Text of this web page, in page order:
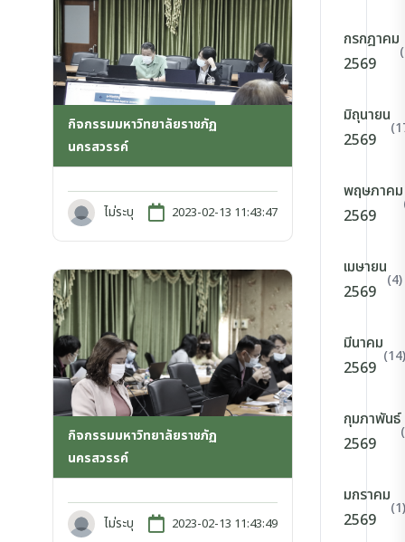
กิจกรรมมหาวิทยาลัยราชภัฏ
นครสวรรค์
ไม่ระบุ 2023-02-13 11:43:47
กิจกรรมมหาวิทยาลัยราชภัฏ
นครสวรรค์
ไม่ระบุ 2023-02-13 11:43:49
กรกฎาคม
2569
มิถุนายน
2569
พฤษภาคม
2569
เมษายน
2569
(4)
มีนาคม
2569
(14)
กุมภาพันธ์
2569
มกราคม
2569
(1)